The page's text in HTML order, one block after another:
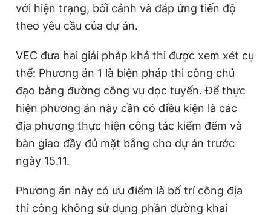
với hiện trạng, bối cảnh và đáp ứng tiến độ
theo yêu cầu của dự án.
VEC đưa hai giải pháp khả thi được xem xét cụ
thể: Phương án 1 là biện pháp thi công chủ
đạo bằng đường công vụ dọc tuyến. Để thực
hiện phương án này cần có điều kiện là các
địa phương thực hiện công tác kiểm đếm và
bàn giao đầy đủ mặt bằng cho dự án trước
ngày 15.11.
Phương án này có ưu điểm là bố trí công địa
thi công không sử dụng phần đường khai